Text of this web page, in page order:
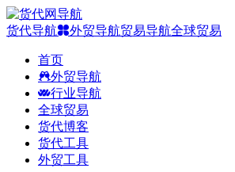
货代导航 外贸导航贸易导航全球贸易
首页
外贸导航
行业导航
全球贸易
货代博客
货代工具
外贸工具